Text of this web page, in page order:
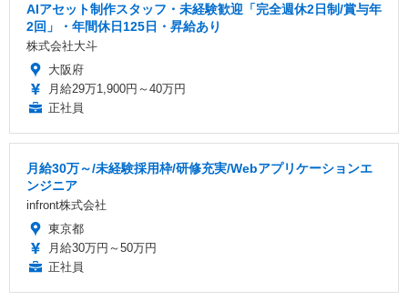
AIアセット制作スタッフ・未経験歓迎「完全週休2日制/賞与年
2回」・年間休日125日・昇給あり
株式会社大斗
大阪府
月給29万1,900円～40万円
正社員
月給30万～/未経験採用枠/研修充実/Webアプリケーションエ
ンジニア
infront株式会社
東京都
月給30万円～50万円
正社員